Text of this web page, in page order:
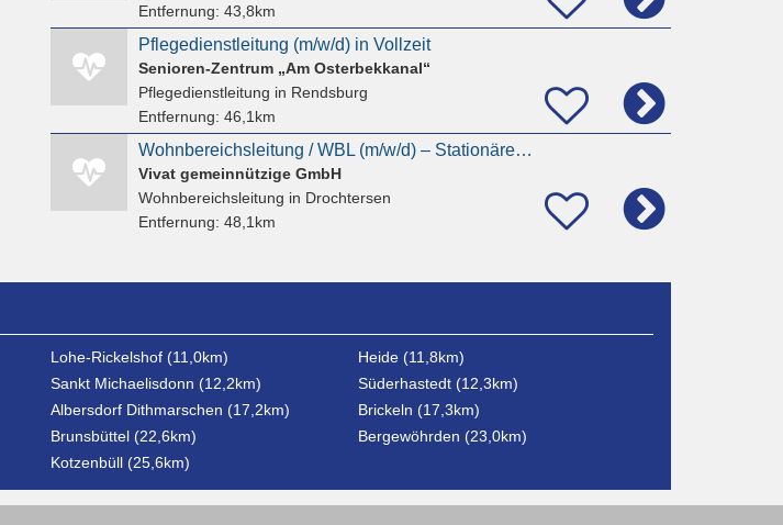
Entfernung: 43,8km
Pflegedienstleitung (m/w/d) in Vollzeit
Senioren-Zentrum „Am Osterbekkanal“
Pflegedienstleitung in Rendsburg
Entfernung: 46,1km
Wohnbereichsleitung / WBL (m/w/d) – Stationäre Pflege – Drochtersen
Vivat gemeinnützige GmbH
Wohnbereichsleitung in Drochtersen
Entfernung: 48,1km
Lohe-Rickelshof (11,0km)
Heide (11,8km)
Sankt Michaelisdonn (12,2km)
Süderhastedt (12,3km)
Albersdorf Dithmarschen (17,2km)
Brickeln (17,3km)
Brunsbüttel (22,6km)
Bergewöhrden (23,0km)
Kotzenbüll (25,6km)